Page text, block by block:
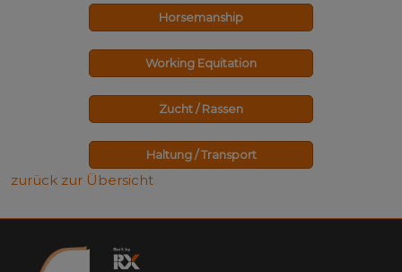
Horsemanship
Working Equitation
Zucht / Rassen
Haltung / Transport
zurück zur Übersicht